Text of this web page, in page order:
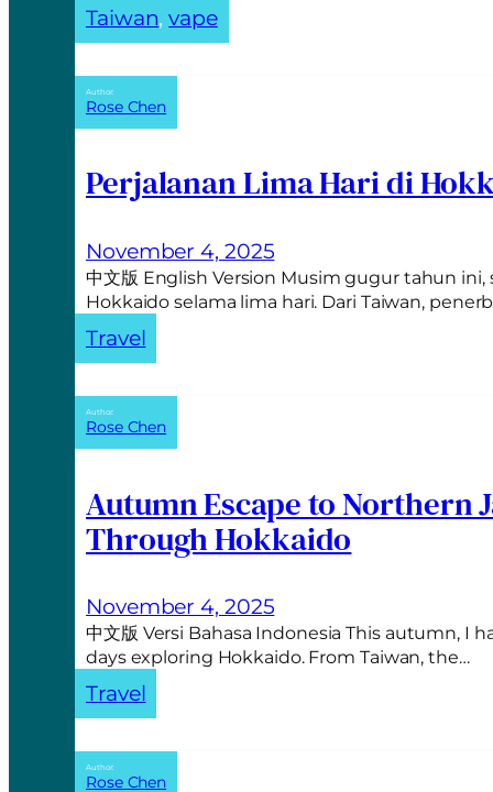
Taiwan, vape
Author:
Rose Chen
Perjalanan Lima Hari di
November 4, 2025
中文版 English Version Musim gugur tahun
Hokkaido selama lima hari. Dari Taiwan,
Travel
Author:
Rose Chen
Autumn Escape to Northern
Through Hokkaido
November 4, 2025
中文版 Versi Bahasa Indonesia This autumn,
days exploring Hokkaido. From Taiwan, the…
Travel
Author:
Rose Chen